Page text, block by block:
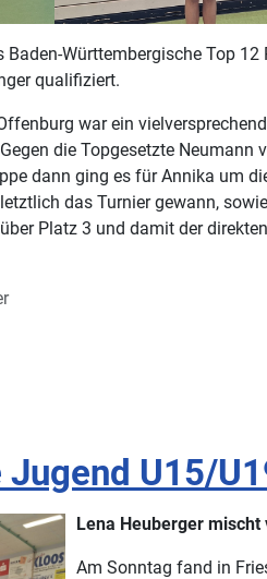
Württembergische Top
qualifiziert.
war ein
die Topgesetzte
dann ging es für Annika um
das Turnier gewann,
Platz 3 und damit der
U15/
Lena Heuberger mischt
Am Sonntag fand in